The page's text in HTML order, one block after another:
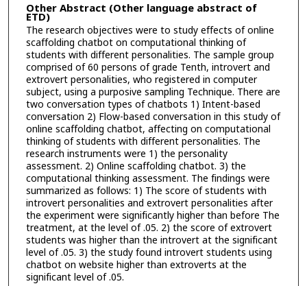
Other Abstract (Other language abstract of
ETD)
The research objectives were to study effects of online
scaffolding chatbot on computational thinking of
students with different personalities. The sample group
comprised of 60 persons of grade Tenth, introvert and
extrovert personalities, who registered in computer
subject, using a purposive sampling Technique. There are
two conversation types of chatbots 1) Intent-based
conversation 2) Flow-based conversation in this study of
online scaffolding chatbot, affecting on computational
thinking of students with different personalities. The
research instruments were 1) the personality
assessment. 2) Online scaffolding chatbot. 3) the
computational thinking assessment. The findings were
summarized as follows: 1) The score of students with
introvert personalities and extrovert personalities after
the experiment were significantly higher than before The
treatment, at the level of .05. 2) the score of extrovert
students was higher than the introvert at the significant
level of .05. 3) the study found introvert students using
chatbot on website higher than extroverts at the
significant level of .05.